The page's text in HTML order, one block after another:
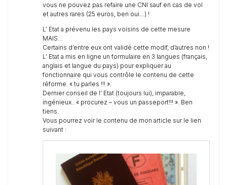
vous ne pouvez pas refaire une CNI sauf en cas de vol
et autres rares (25 euros, ben oui…) !
L’ Etat a prévenu les pays voisins de cette mesure
MAIS…
Certains d’entre eux ont validé cette modif, d’autres non !
L’ Etat a mis en ligne un formulaire en 3 langues (français,
anglais et langue du pays) pour expliquer au
fonctionnaire qui vous contrôle le contenu de cette
réforme. « tu parles !!! ».
Dernier conseil de l’ Etat (toujours lui), imparable,
ingénieux.. « procurez – vous un passeport!!! ». Ben
tiens.
Vous pourrez voir le contenu de mon article sur le lien
suivant :